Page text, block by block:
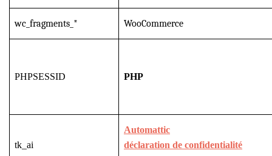
wc_fragments_* WooCommerce
PHPSESSID PHP
tk_ai
Automattic
déclaration de confidentialité